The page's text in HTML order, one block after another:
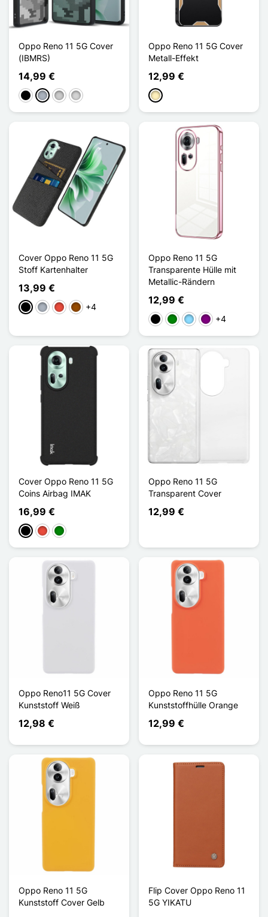
Oppo Reno 11 5G Cover
(IBMRS)
14,99 €
Schwarz
GrauTransparent
Gris clair
Oppo Reno 11 5G Cover
Metall-Effekt
12,99 €
Golden
Cover Oppo Reno 11 5G
Stoff Kartenhalter
13,99 €
Schwarz
GrauRot Braun
+4
Oppo Reno 11 5G
Transparente Hülle mit
Metallic-Rändern
12,99 €
Schwarz
GrünHellblauViolett
+4
Cover Oppo Reno 11 5G
Coins Airbag IMAK
16,99 €
Schwarz
Rot Grün
Oppo Reno 11 5G
Transparent Cover
12,99 €
Oppo Reno11 5G Cover
Kunststoff Weiß
12,98 €
Oppo Reno 11 5G
Kunststoffhülle Orange
12,99 €
Oppo Reno 11 5G
Kunststoff Cover Gelb
Flip Cover Oppo Reno 11
5G YIKATU